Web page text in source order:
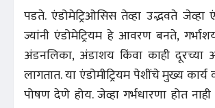
पडते. एंडोमेट्रिओसिस तेव्हा उद्भवते जेव्हा
ज्यांनी एंडोमेट्रियम हे आवरण बनते,
अंडनलिका, अंडाशय किंवा काही दूरच्या
लागतात. या एंडोमीट्रियम पेशींचे मुख्य कार्य
पोषण देणे होय. जेव्हा गर्भधारणा होत